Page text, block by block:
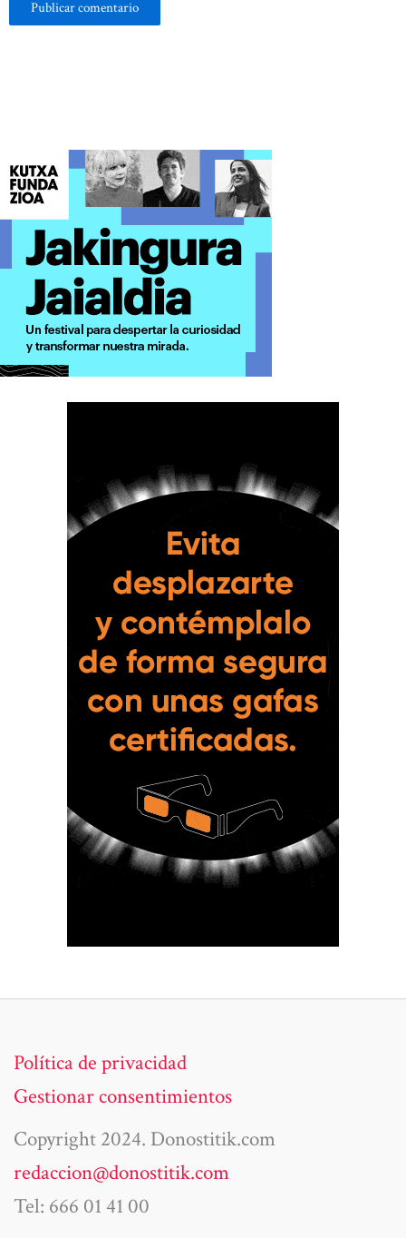
Política de privacidad
Gestionar consentimientos
Copyright 2024. Donostitik.com
redaccion@donostitik.com
Tel: 666 01 41 00